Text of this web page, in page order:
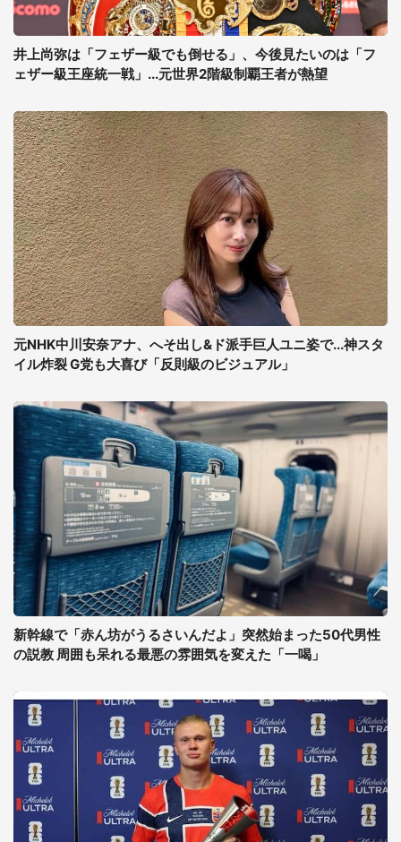
井上尚弥は「フェザー級でも倒せる」、今後見たいのは「フ
ェザー級王座統一戦」...元世界2階級制覇王者が熱望
元NHK中川安奈アナ、へそ出し&ド派手巨人ユニ姿で...神スタ
イル炸裂 G党も大喜び「反則級のビジュアル」
新幹線で「赤ん坊がうるさいんだよ」突然始まった50代男性
の説教 周囲も呆れる最悪の雰囲気を変えた「一喝」